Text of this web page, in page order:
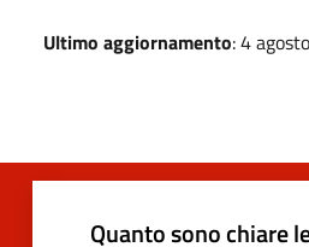
Ultimo aggiornamento: 4
Quanto sono chiare